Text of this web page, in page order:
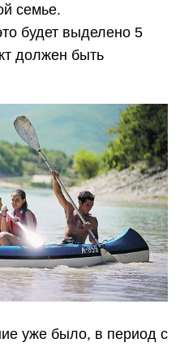
семье.
будет выделено 5
должен быть
уже было, в период с